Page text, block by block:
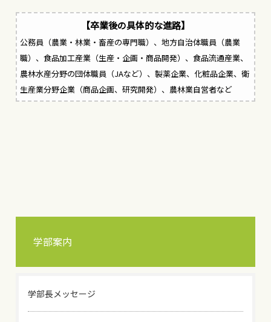
【卒業後の具体的な進路】
公務員（農業・林業・畜産の専門職）、地方自治体職員（農業
職）、食品加工産業（生産・企画・商品開発）、食品流通産業、
農林水産分野の団体職員（JAなど）、製薬企業、化粧品企業、衛
生産業分野企業（商品企画、研究開発）、農林業自営者など
学部案内
学部長メッセージ